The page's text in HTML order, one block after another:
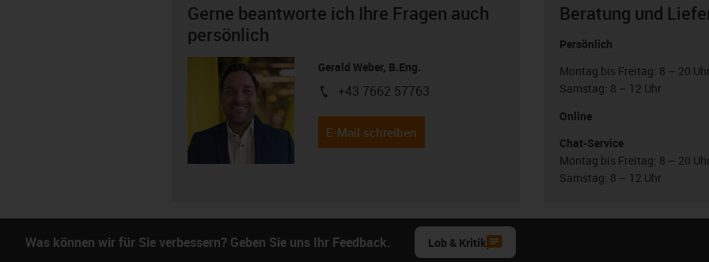
Gerne beantworte ich Ihre Fragen auch
persönlich
Gerald Weber, B.Eng.
igus-icon-phone
+43 7662 57763
E-Mail schreiben
Beratung und
Persönlich
Montag bis Freitag: 8 – 20 Uhr
Samstag: 8 – 12 Uhr
Online
Chat-Service
Montag bis Freitag: 8 – 20 Uhr
Samstag: 8 – 12 Uhr
Was können wir für Sie verbessern? Geben Sie uns Ihr Feedback. Lob & Kritik